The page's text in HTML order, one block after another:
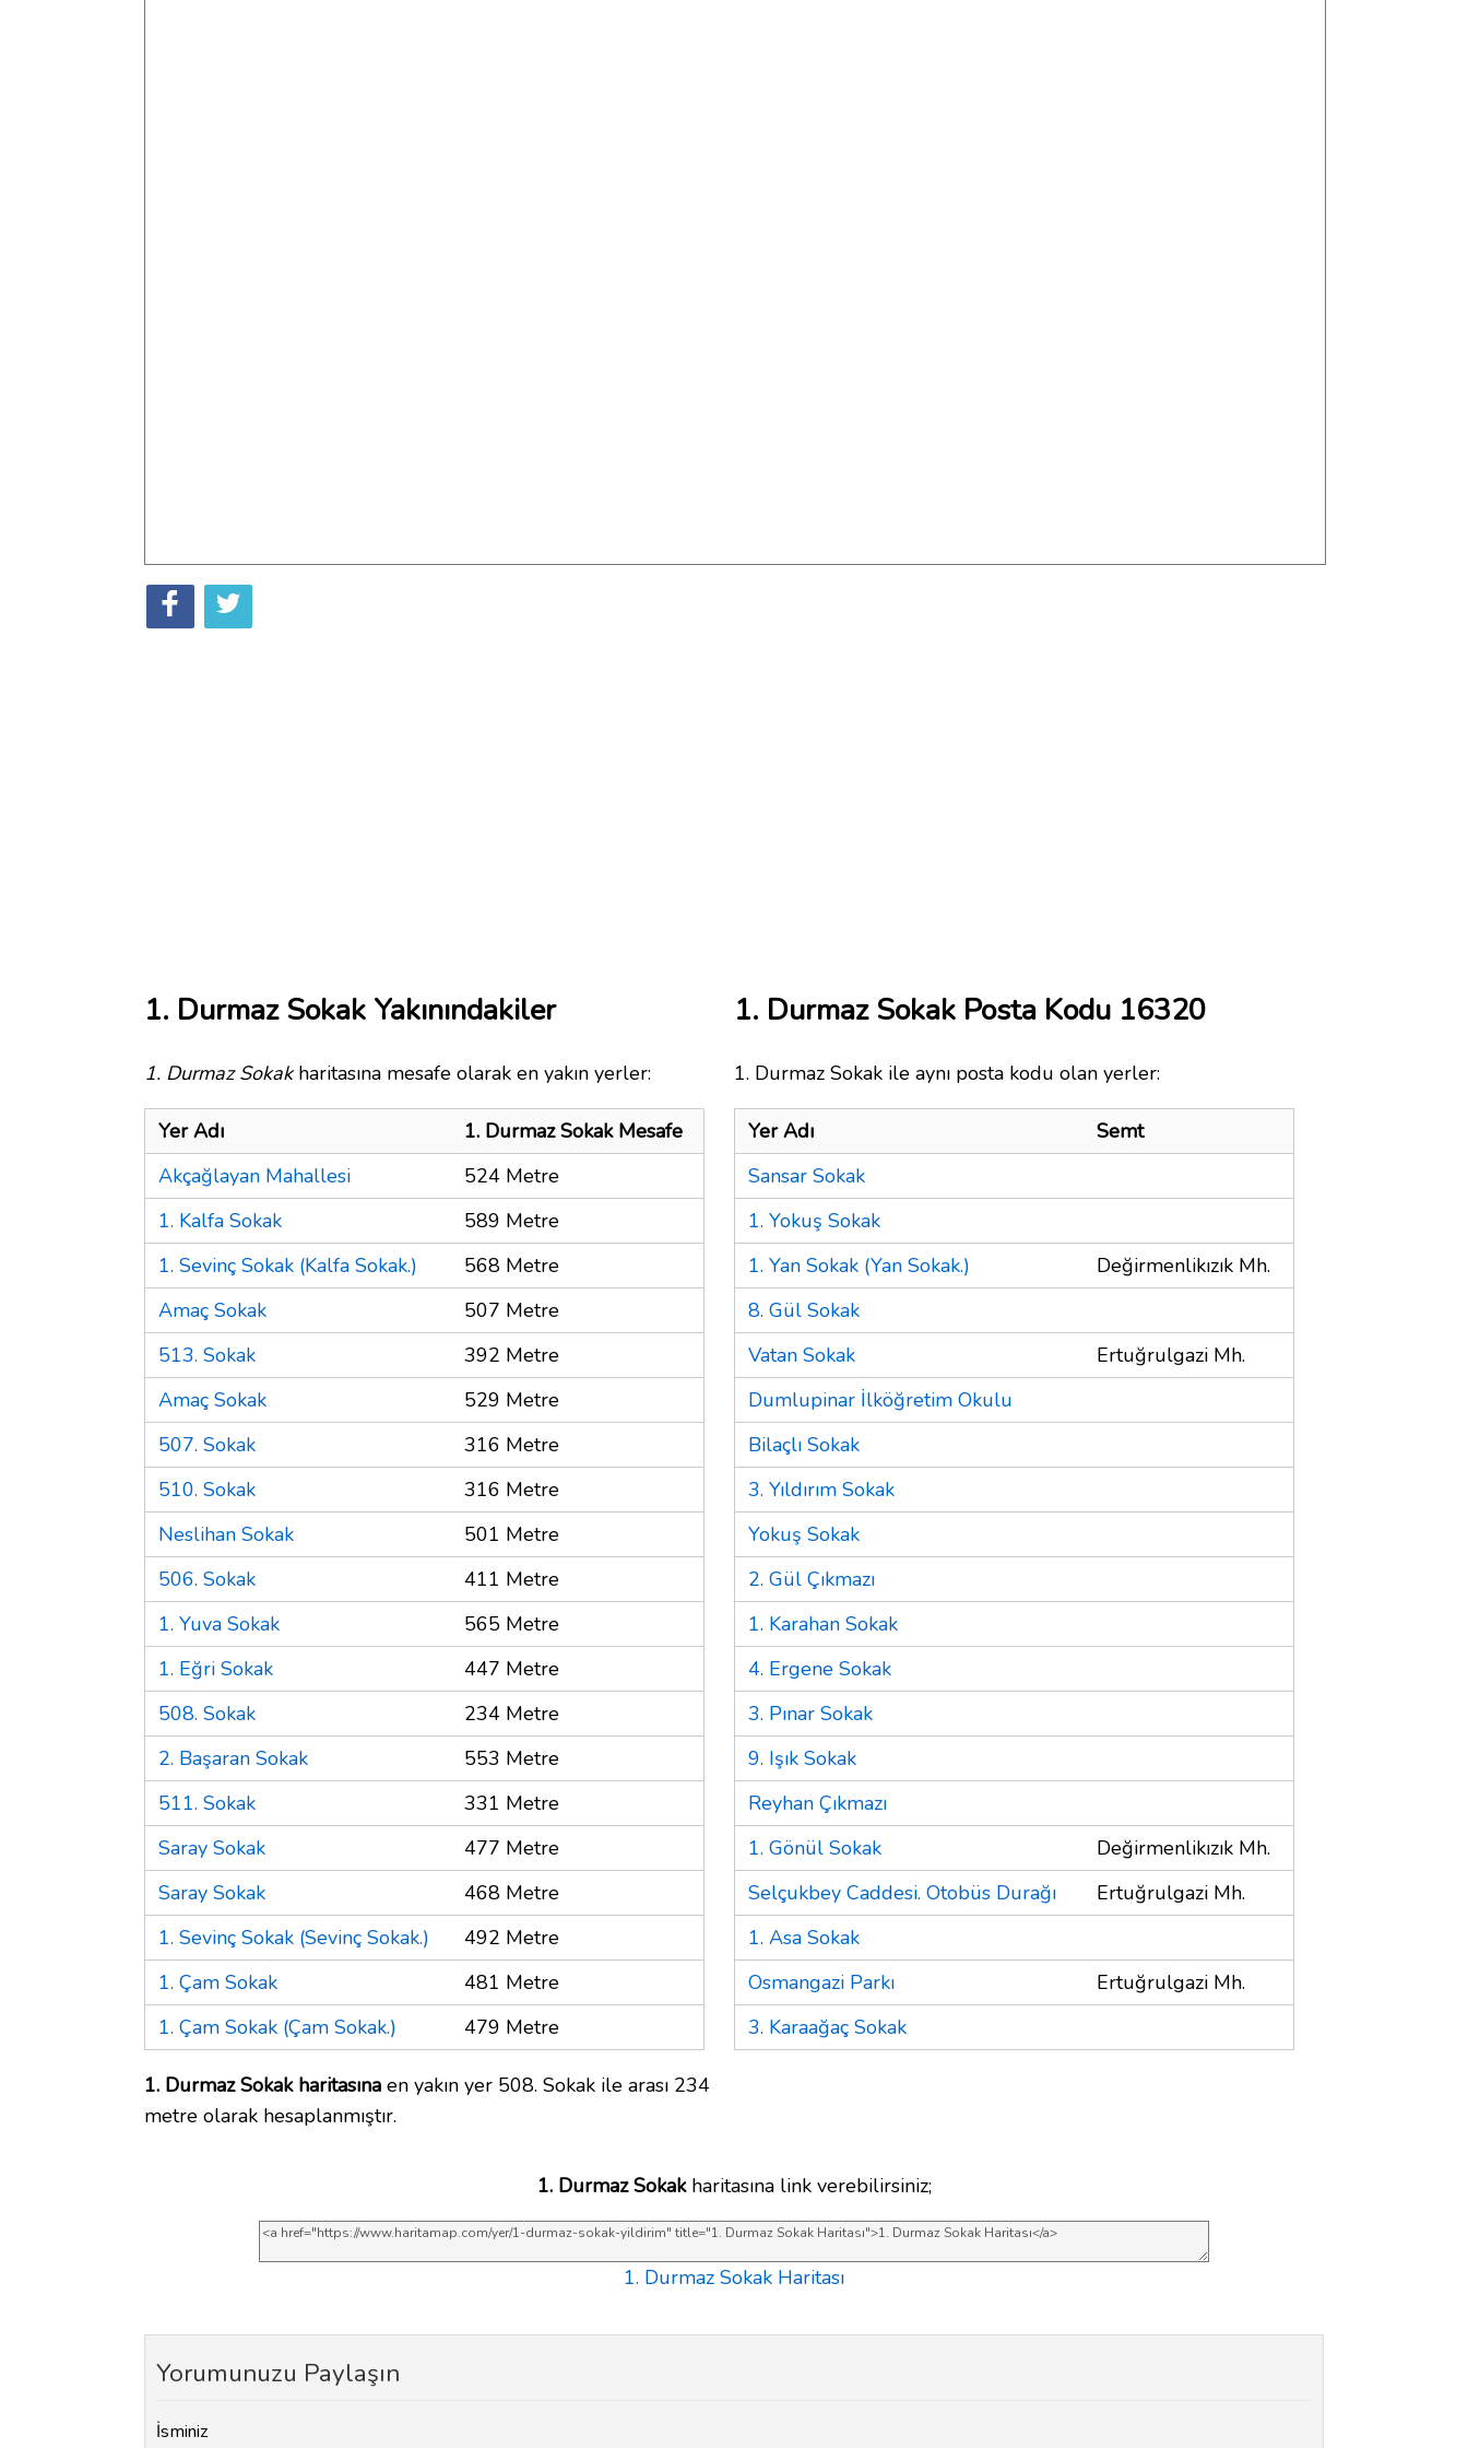
1. Durmaz Sokak Yakınındakiler
1. Durmaz Sokakharitasına mesafe olarak en yakın yerler:
Yer Adı
1. Durmaz Sokak Mesafe
Akçağlayan Mahallesi
524 Metre
1. Kalfa Sokak
589 Metre
1. Sevinç Sokak (Kalfa Sokak.)
568 Metre
Amaç Sokak
507 Metre
513. Sokak
392 Metre
Amaç Sokak
529 Metre
507. Sokak
316 Metre
510. Sokak
316 Metre
Neslihan Sokak
501 Metre
506. Sokak
411 Metre
1. Yuva Sokak
565 Metre
1. Eğri Sokak
447 Metre
508. Sokak
234 Metre
2. Başaran Sokak
553 Metre
511. Sokak
331 Metre
Saray Sokak
477 Metre
Saray Sokak
468 Metre
1. Sevinç Sokak (Sevinç Sokak.)
492 Metre
1. Çam Sokak
481 Metre
1. Çam Sokak (Çam Sokak.)
479 Metre
1. Durmaz Sokak haritasına en yakın yer 508. Sokak ile arası 234
metre olarak hesaplanmıştır.
1. Durmaz Sokak Posta Kodu 16320
1. Durmaz Sokak ile aynı posta kodu olan yerler:
Yer Adı
Semt
Sansar Sokak
1. Yokuş Sokak
1. Yan Sokak (Yan Sokak.)
Değirmenlikızık Mh.
8. Gül Sokak
Vatan Sokak
Ertuğrulgazi Mh.
Dumlupinar İlköğretim Okulu
Bilaçlı Sokak
3. Yıldırım Sokak
Yokuş Sokak
2. Gül Çıkmazı
1. Karahan Sokak
4. Ergene Sokak
3. Pınar Sokak
9. Işık Sokak
Reyhan Çıkmazı
1. Gönül Sokak
Değirmenlikızık Mh.
Selçukbey Caddesi. Otobüs Durağı
Ertuğrulgazi Mh.
1. Asa Sokak
Osmangazi Parkı
Ertuğrulgazi Mh.
3. Karaağaç Sokak
1. Durmaz Sokakharitasına link verebilirsiniz;
1. Durmaz Sokak Haritası
Yorumunuzu Paylaşın
İsminiz